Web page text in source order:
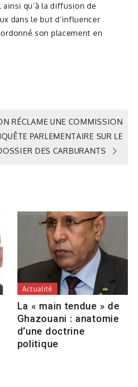
qu’à la diffusion de
dans le but d’influencer
son placement en
RÉCLAME UNE COMMISSION
PARLEMENTAIRE SUR LE
DES CARBURANTS
Actualité
La « main tendue » de
Ghazouani : anatomie
d’une doctrine
politique